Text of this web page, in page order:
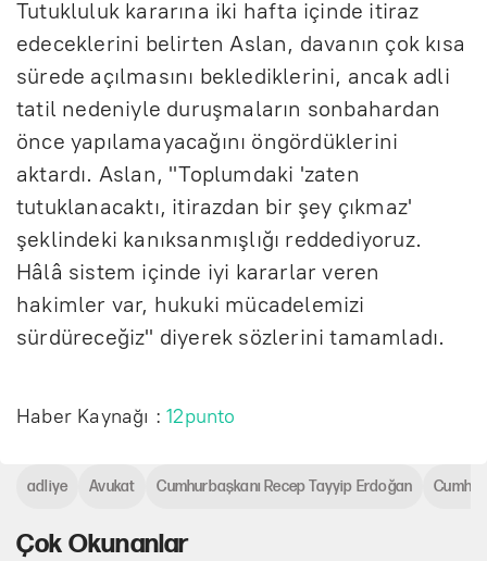
Tutukluluk kararına iki hafta içinde itiraz
edeceklerini belirten Aslan, davanın çok kısa
sürede açılmasını beklediklerini, ancak adli
tatil nedeniyle duruşmaların sonbahardan
önce yapılamayacağını öngördüklerini
aktardı. Aslan, "Toplumdaki 'zaten
tutuklanacaktı, itirazdan bir şey çıkmaz'
şeklindeki kanıksanmışlığı reddediyoruz.
Hâlâ sistem içinde iyi kararlar veren
hakimler var, hukuki mücadelemizi
sürdüreceğiz" diyerek sözlerini tamamladı.
Haber Kaynağı :12punto
Çok Okunanlar
adliye Avukat Cumhurbaşkanı Recep Tayyip Erdoğan